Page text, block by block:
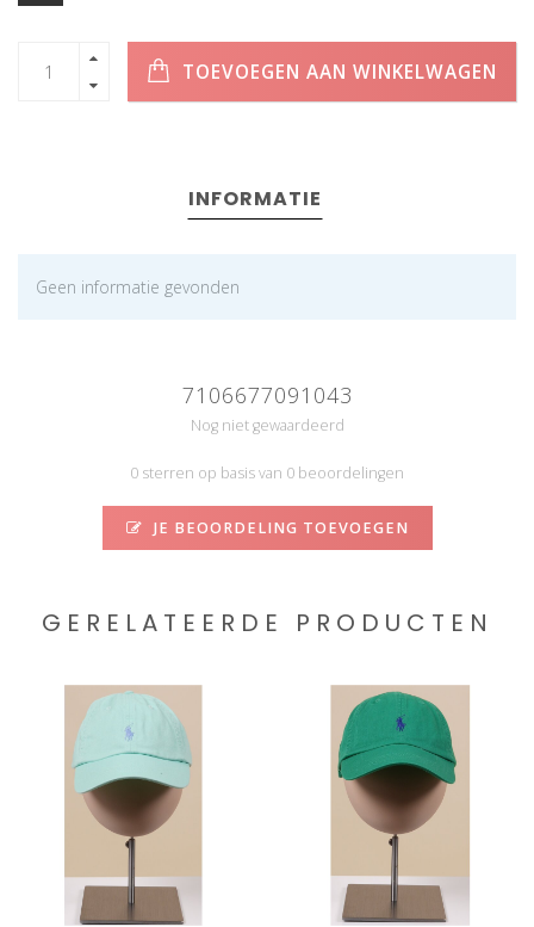
TOEVOEGEN AAN WINKELWAGEN
INFORMATIE
Geen informatie gevonden
7106677091043
Nog niet gewaardeerd
0 sterren op basis van 0 beoordelingen
JE BEOORDELING TOEVOEGEN
GERELATEERDE PRODUCTEN